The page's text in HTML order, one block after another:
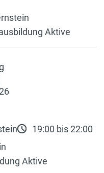
Aktive
19:00 bis 22:00
Aktive